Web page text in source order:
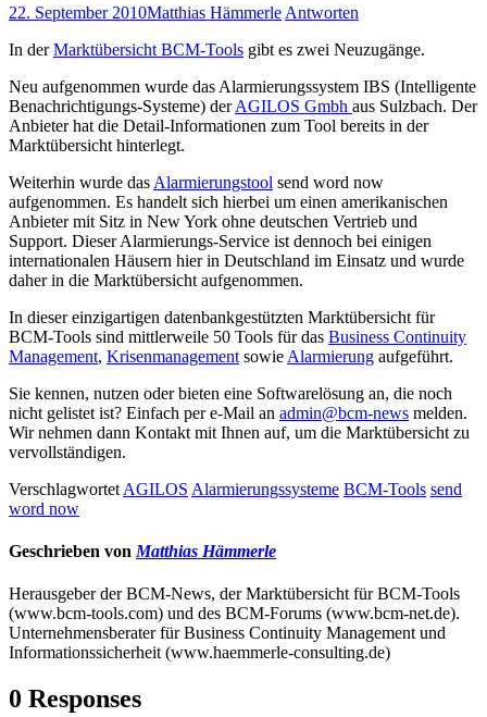
22. September 2010Matthias Hämmerle Antworten
In derMarktübersicht BCM-Tools gibt es zwei Neuzugänge.
Neu aufgenommen wurde das Alarmierungssystem IBS (Intelligente
Benachrichtigungs-Systeme) derAGILOS Gmbh aus Sulzbach. Der
Anbieter hat die Detail-Informationen zum Tool bereits in der
Marktübersicht hinterlegt.
Weiterhin wurde das Alarmierungstool send word now
aufgenommen. Es handelt sich hierbei um einen amerikanischen
Anbieter mit Sitz in New York ohne deutschen Vertrieb und
Support. Dieser Alarmierungs-Service ist dennoch bei einigen
internationalen Häusern hier in Deutschland im Einsatz und wurde
daher in die Marktübersicht aufgenommen.
In dieser einzigartigen datenbankgestützten Marktübersicht für
BCM-Tools sind mittlerweile 50 Tools für das Business Continuity
Management, Krisenmanagement sowie Alarmierung aufgeführt.
Sie kennen, nutzen oder bieten eine Softwarelösung an, die noch
nicht gelistet ist? Einfach per e-Mail an admin@bcm-news melden.
Wir nehmen dann Kontakt mit Ihnen auf, um die Marktübersicht zu
vervollständigen.
Verschlagwortet AGILOS Alarmierungssysteme BCM-Tools send
word now
Geschrieben von Matthias Hämmerle
Herausgeber der BCM-News, der Marktübersicht für BCM-Tools
(www.bcm-tools.com) und des BCM-Forums (www.bcm-net.de).
Unternehmensberater für Business Continuity Management und
Informationssicherheit (www.haemmerle-consulting.de)
0 Responses